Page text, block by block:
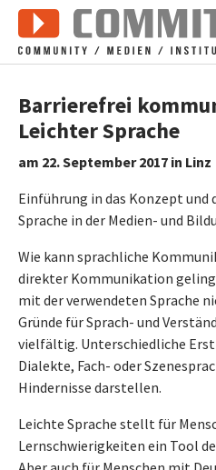
Zum Hauptinhalt springen
Barrierefrei
Leichter Sprache
am 22. September 2017 in Linz
Einführung in das Konzept und
Sprache in der Medien- und
Wie kann sprachliche
direkter Kommunikation
mit der verwendeten Sprache
Gründe für Sprach- und
vielfältig. Unterschiedliche
Dialekte, Fach- oder
Hindernisse darstellen.
Leichte Sprache stellt für
Lernschwierigkeiten ein Tool